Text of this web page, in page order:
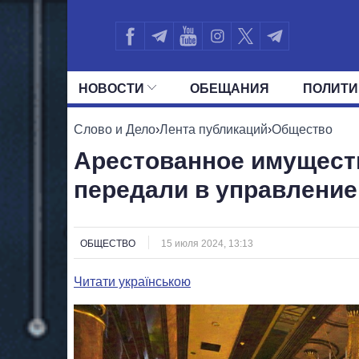
НОВОСТИ ОБЕЩАНИЯ
ВСЕ ПОЛИТИКИ ПРЕЗИДЕНТ И
Слово и Дело›Лента публикаций›Общество
Арестованное
передали в
ОБЩЕСТВО 15 июля 2024, 13:13
Читати українською